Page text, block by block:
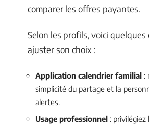
comparer les offres payantes.
Selon les profils, voici quelques
ajuster son choix :
Application calendrier familial :
simplicité du partage et la
alertes.
Usage professionnel : privilégiez